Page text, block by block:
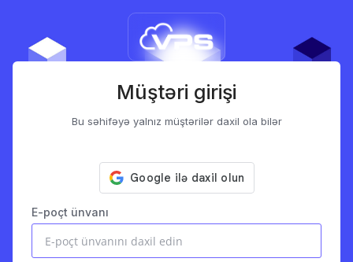
Müştəri girişi
Bu səhifəyə yalnız müştərilər daxil ola bilər
E-poçt ünvanı